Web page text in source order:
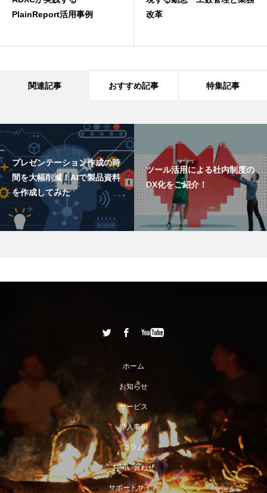
PlainReport活用事例
改革
関連記事 おすすめ記事 特集記事
プレゼンテーション作成の時
間を大幅削減！AIで製品資料
を作成してみた
ツール活用による社内制度の
DX化をご紹介！
ホーム
お知らせ
サービス
導入事例
コラム
お問い合わせ
サポートサイト